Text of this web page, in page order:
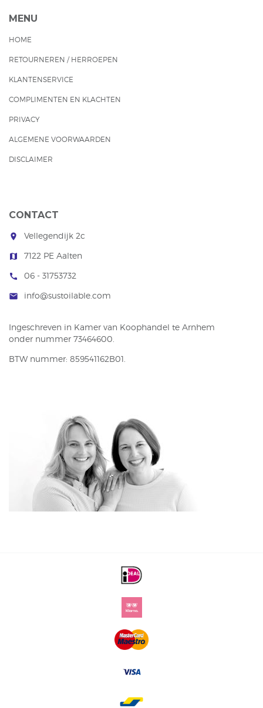
MENU
HOME
RETOURNEREN / HERROEPEN
KLANTENSERVICE
COMPLIMENTEN EN KLACHTEN
PRIVACY
ALGEMENE VOORWAARDEN
DISCLAIMER
CONTACT
room Vellegendijk 2c
map 7122 PE Aalten
call 06 - 31753732
mail info@sustoilable.com
Ingeschreven in Kamer van Koophandel te Arnhem
onder nummer 73464600.
BTW nummer: 859541162B01.